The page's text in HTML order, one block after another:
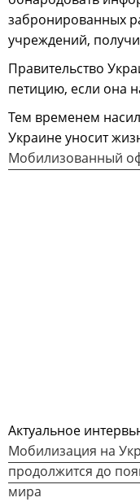
забронированных
учреждений,
Правительство
петицию, если она
Тем временем
Украине уносит
Мобилизованный
Актуальное
Мобилизация на
продолжится до
мира